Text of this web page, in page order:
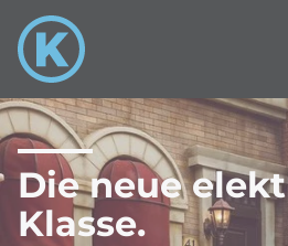
Die neue
Klasse.